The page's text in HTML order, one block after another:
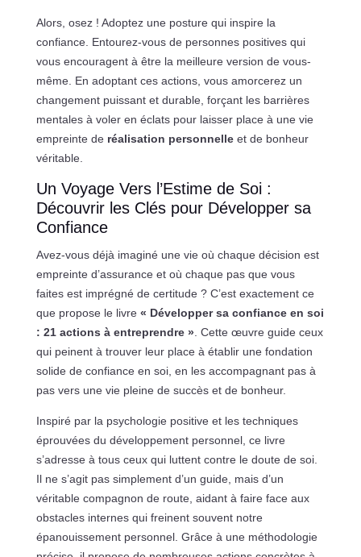
Alors, osez ! Adoptez une posture qui inspire la
confiance. Entourez-vous de personnes positives qui
vous encouragent à être la meilleure version de vous-
même. En adoptant ces actions, vous amorcerez un
changement puissant et durable, forçant les barrières
mentales à voler en éclats pour laisser place à une vie
empreinte de réalisation personnelleet de bonheur
véritable.
Un Voyage Vers l’Estime de Soi :
Découvrir les Clés pour Développer sa
Confiance
Avez-vous déjà imaginé une vie où chaque décision est
empreinte d’assurance et où chaque pas que vous
faites est imprégné de certitude ? C’est exactement ce
que propose le livre « Développer sa confiance en soi
: 21 actions à entreprendre ». Cette œuvre guide ceux
qui peinent à trouver leur place à établir une fondation
solide de confiance en soi, en les accompagnant pas à
pas vers une vie pleine de succès et de bonheur.
Inspiré par la psychologie positive et les techniques
éprouvées du développement personnel, ce livre
s’adresse à tous ceux qui luttent contre le doute de soi.
Il ne s’agit pas simplement d’un guide, mais d’un
véritable compagnon de route, aidant à faire face aux
obstacles internes qui freinent souvent notre
épanouissement personnel. Grâce à une méthodologie